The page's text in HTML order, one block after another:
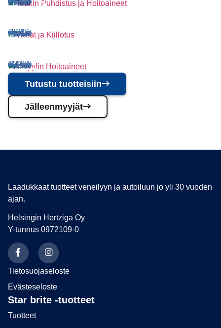
ja
Vahat ja
Kiillotus
Vinyylin
Tutustu tuotteisiin
Jälleenmyyjät
Laadukkaat tuotteet veneilyyn ja autoiluun jo yli 30 vuoden
ajan.
Helsingin Hertziga Oy
Y-tunnus 0972109-0
Tietosuojaseloste
Evästeseloste
Star brite -tuotteet
Tuotteet